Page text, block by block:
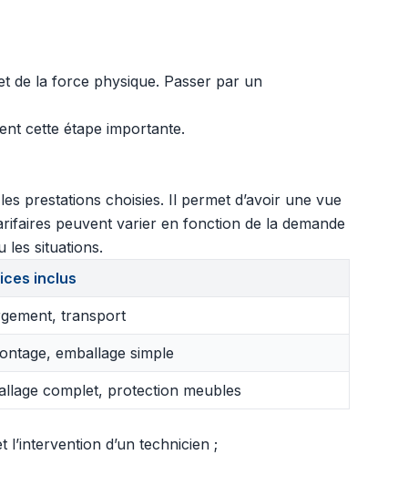
de la force physique. Passer par un
cette étape importante.
prestations choisies. Il permet d’avoir une vue
peuvent varier en fonction de la demande
les situations.
inclus
transport
emballage simple
complet, protection meubles
d’un technicien ;